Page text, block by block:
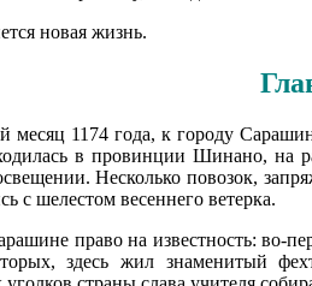
новая жизнь.
месяц 1174 года, к городу
в провинции Шинано, на
Несколько повозок,
с шелестом весеннего ветерка.
право на известность:
здесь жил знаменитый